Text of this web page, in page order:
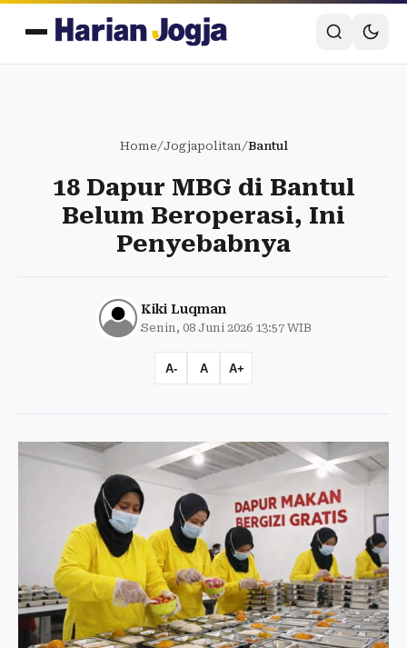
Home/Jogjapolitan/Bantul
18 Dapur MBG di Bantul
Belum Beroperasi, Ini
Penyebabnya
Kiki Luqman
Senin, 08 Juni 2026 13:57 WIB
A- A A+